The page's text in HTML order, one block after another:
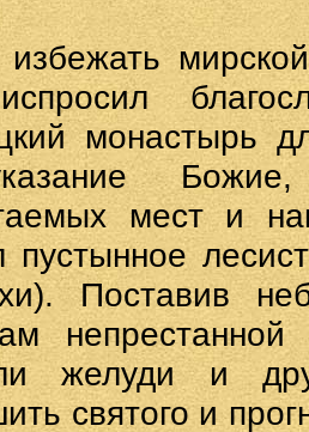
монастырь
мест и
пустынное
Поставив
желуди и
святого и